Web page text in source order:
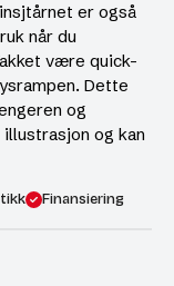
er også
når du
være quick-
Dette
og
og kan
Finansiering